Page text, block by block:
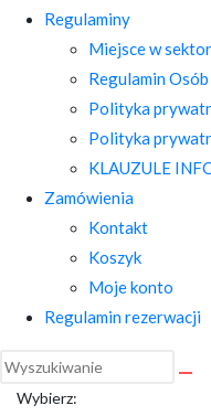
Regulaminy
Miejsce w
Regulamin Osób
Polityka
Polityka
KLAUZULE
Zamówienia
Kontakt
Koszyk
Moje konto
Regulamin rezerwacji
Wybierz: